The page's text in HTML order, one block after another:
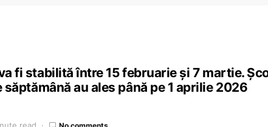
fi stabilită între 15 februarie și 7 martie.
au ales până pe 1 aprilie 2026
No comments